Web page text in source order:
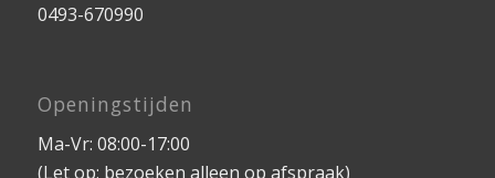
0493-670990
Openingstijden
Ma-Vr: 08:00-17:00
(Let op; bezoeken alleen op afspraak)